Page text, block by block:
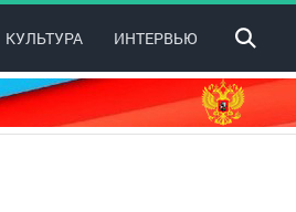
КУЛЬТУРА ИНТЕРВЬЮ